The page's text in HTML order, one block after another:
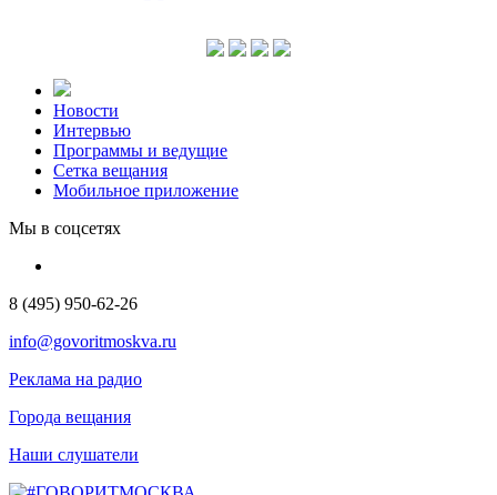
Новости
Интервью
Программы и ведущие
Сетка вещания
Мобильное приложение
Мы в соцсетях
8 (495) 950-62-26
info@govoritmoskva.ru
Реклама на радио
Города вещания
Наши слушатели